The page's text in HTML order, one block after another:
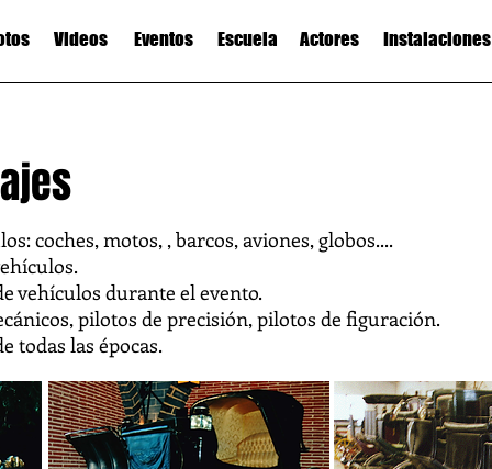
Videos Actores
Escuela
Eventos Instalaciones
coches, motos, , barcos, aviones, globos....
vehículos durante el evento.
pilotos de precisión, pilotos de figuración.
todas las épocas.